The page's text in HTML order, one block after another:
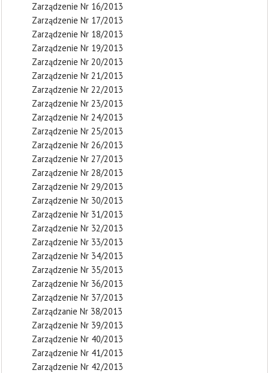
Zarządzenie Nr 16/2013
Zarządzenie Nr 17/2013
Zarządzenie Nr 18/2013
Zarządzenie Nr 19/2013
Zarządzenie Nr 20/2013
Zarządzenie Nr 21/2013
Zarządzenie Nr 22/2013
Zarządzenie Nr 23/2013
Zarządzenie Nr 24/2013
Zarządzenie Nr 25/2013
Zarządzenie Nr 26/2013
Zarządzenie Nr 27/2013
Zarządzenie Nr 28/2013
Zarządzenie Nr 29/2013
Zarządzenie Nr 30/2013
Zarządzenie Nr 31/2013
Zarządzenie Nr 32/2013
Zarządzenie Nr 33/2013
Zarządzenie Nr 34/2013
Zarządzenie Nr 35/2013
Zarządzenie Nr 36/2013
Zarządzenie Nr 37/2013
Zarządzanie Nr 38/2013
Zarządzenie Nr 39/2013
Zarządzenie Nr 40/2013
Zarządzenie Nr 41/2013
Zarządzenie Nr 42/2013